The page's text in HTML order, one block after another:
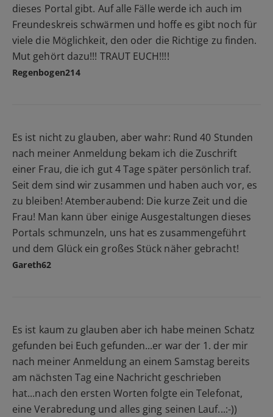
dieses Portal gibt. Auf alle Fälle werde ich auch im
Freundeskreis schwärmen und hoffe es gibt noch für
viele die Möglichkeit, den oder die Richtige zu finden.
Mut gehört dazu!!! TRAUT EUCH!!!!
Regenbogen214
Es ist nicht zu glauben, aber wahr: Rund 40 Stunden
nach meiner Anmeldung bekam ich die Zuschrift
einer Frau, die ich gut 4 Tage später persönlich traf.
Seit dem sind wir zusammen und haben auch vor, es
zu bleiben! Atemberaubend: Die kurze Zeit und die
Frau! Man kann über einige Ausgestaltungen dieses
Portals schmunzeln, uns hat es zusammengeführt
und dem Glück ein großes Stück näher gebracht!
Gareth62
Es ist kaum zu glauben aber ich habe meinen Schatz
gefunden bei Euch gefunden...er war der 1. der mir
nach meiner Anmeldung an einem Samstag bereits
am nächsten Tag eine Nachricht geschrieben
hat...nach den ersten Worten folgte ein Telefonat,
eine Verabredung und alles ging seinen Lauf...:-))